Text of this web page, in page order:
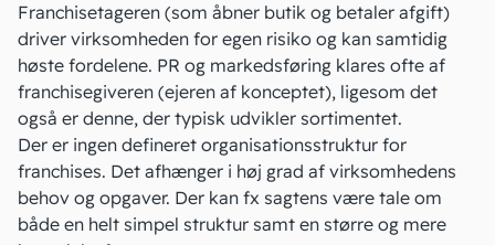
Franchisetageren (som åbner butik og betaler afgift)
driver virksomheden for egen risiko og kan samtidig
høste fordelene. PR og markedsføring klares ofte af
franchisegiveren (ejeren af konceptet), ligesom det
også er denne, der typisk udvikler sortimentet.
Der er ingen defineret organisationsstruktur for
franchises. Det afhænger i høj grad af virksomhedens
behov og opgaver. Der kan fx sagtens være tale om
både en helt simpel struktur samt en større og mere